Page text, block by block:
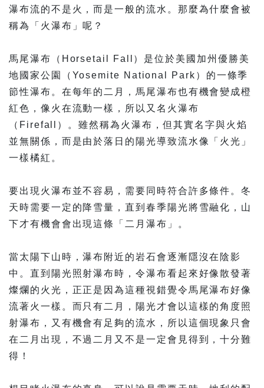
瀑布流的不是火，而是一般的流水。那麼為什麼會被
稱為「火瀑布」呢？
馬尾瀑布（Horsetail Fall）是位於美國加州優勝美
地國家公園（Yosemite National Park）的一條季
節性瀑布。在每年的二月，馬尾瀑布也有機會變成橙
紅色，像火在流動一樣，所以又名火瀑布
（Firefall）。雖然稱為火瀑布，但其實名字與火焰
並無關係，而是由於落日的陽光導致流水像「火光」
一樣橘紅。
要出現火瀑布並不容易，需要同時符合許多條件。冬
天時需要一定的降雪量，直到春季陽光將雪融化，山
下才有機會會出現這條「二月瀑布」。
當太陽下山時，瀑布附近的岩石會逐漸隱沒在陰影
中。直到陽光照射瀑布時，令瀑布看起來好像散發著
燦爛的火光，正正是因為這種視錯覺令馬尾瀑布好像
流著火一樣。而只有二月，陽光才會以這樣的角度照
射瀑布，又有機會有足夠的流水，所以這個現象只會
在二月出現，不過二月又不是一定會見得到，十分難
得！